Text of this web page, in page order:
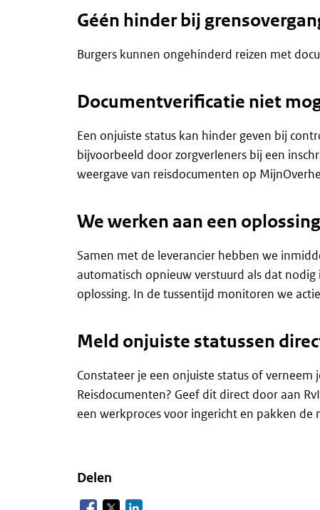
Géén hinder bij
Burgers kunnen ongehinderd reizen met
Documentverificatie niet
Een onjuiste status kan hinder geven bij
bijvoorbeeld door zorgverleners bij een
weergave van reisdocumenten op
We werken aan een
Samen met de leverancier hebben we
automatisch opnieuw verstuurd als dat
oplossing. In de tussentijd monitoren we
Meld onjuiste statussen
Constateer je een onjuiste status of
Reisdocumenten? Geef dit direct door aan
een werkproces voor ingericht en pakken
Delen